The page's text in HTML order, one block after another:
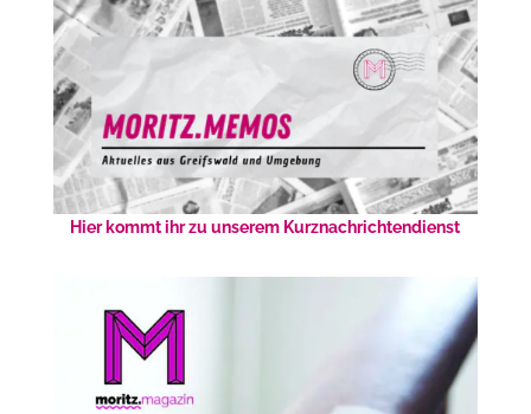
Hier kommt ihr zu unserem Kurznachrichtendienst